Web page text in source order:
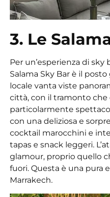
3. Le
Per un’esperienza di sky
Salama Sky Bar è il
locale vanta viste
città, con il tramonto che
particolarmente
con una deliziosa e
cocktail marocchini e
tapas e snack leggeri.
glamour, proprio quello
fuori. Questa è una pura
Marrakech.